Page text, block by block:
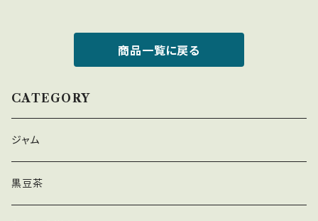
商品一覧に戻る
CATEGORY
ジャム
黒豆茶